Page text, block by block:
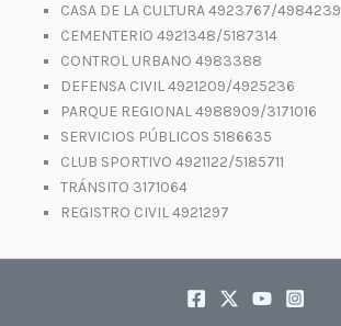
CASA DE LA CULTURA 4923767/4984239
CEMENTERIO 4921348/5187314
CONTROL URBANO 4983388
DEFENSA CIVIL 4921209/4925236
PARQUE REGIONAL 4988909/3171016
SERVICIOS PÚBLICOS 5186635
CLUB SPORTIVO 4921122/5185711
TRÁNSITO 3171064
REGISTRO CIVIL 4921297